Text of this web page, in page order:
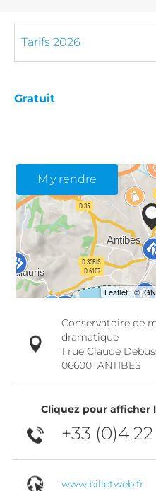
Gratuit
M'y rendre
Conservatoire de
dramatique
1 rue Claude
06600 ANTIBES
Cliquez pour afficher
+33 (0)4 22
www.billetweb.fr